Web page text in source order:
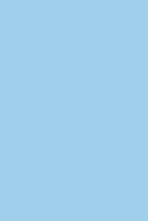
nach VOB/C DIN